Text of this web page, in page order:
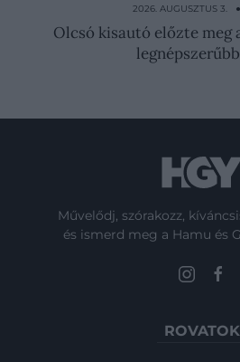
autómárka tűnik
2026. AUGUSZTUS 3.
Olcsó kisautó előzte meg
Művelődj, szórakozz,
és ismerd meg a Hamu és
ROVATOK